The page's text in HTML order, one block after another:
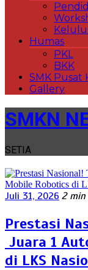
Humas
PKL
BKK
SMK
Gallery
SMKN
SETIA
Juli 31, 2026 2 min
Prestasi
Juara 1
di LKS